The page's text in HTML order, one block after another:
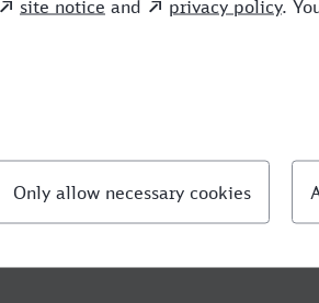
BUS,AG,NX,ICE